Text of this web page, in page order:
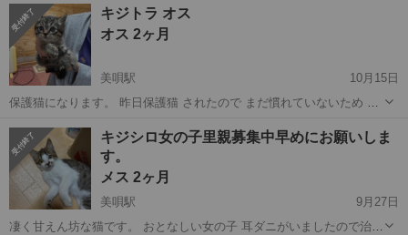
は確認済み
北海道 美唄市
キジトラ オス
オス 2ヶ月
美唄駅
10月15日
保護猫になります。 昨日保護猫 されたので まだ慣れていないため お
保護されたばかりなので 健康診断等は まだです。 飼い主居ないこと
は確認済み
北海道 美唄市 猫 キジトラ
キジシロ女の子里親募集中早めにお願いしま
す。
メス 2ヶ月
美唄駅
9月27日
凄く甘えん坊な猫です。 おとなしい女の子 耳ダニがいましたので治療